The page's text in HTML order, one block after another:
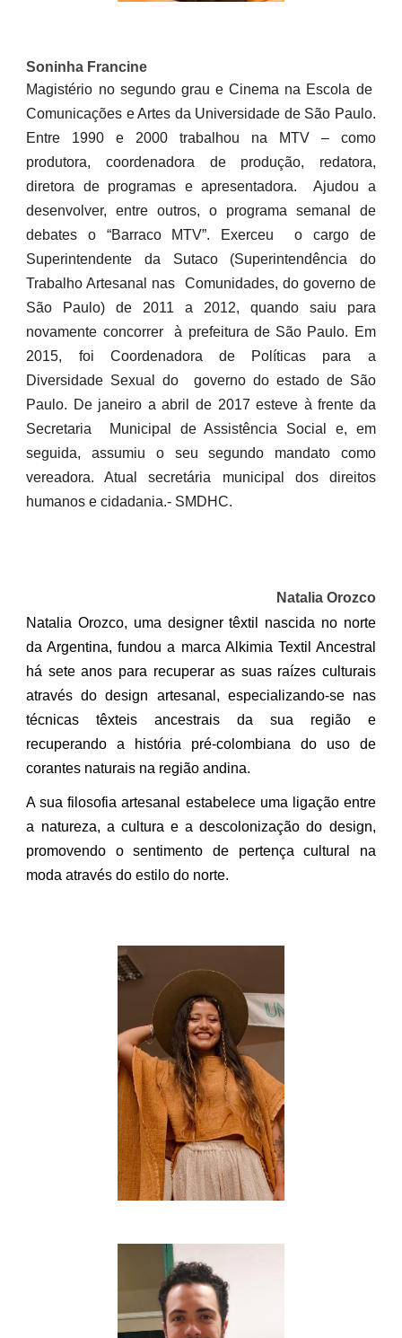
Soninha Francine
Magistério no segundo grau e Cinema na Escola de
Comunicações e Artes da Universidade de São Paulo.
Entre 1990 e 2000 trabalhou na MTV – como
produtora, coordenadora de produção, redatora,
diretora de programas e apresentadora. Ajudou a
desenvolver, entre outros, o programa semanal de
debates o “Barraco MTV”. Exerceu o cargo de
Superintendente da Sutaco (Superintendência do
Trabalho Artesanal nas Comunidades, do governo de
São Paulo) de 2011 a 2012, quando saiu para
novamente concorrer à prefeitura de São Paulo. Em
2015, foi Coordenadora de Políticas para a
Diversidade Sexual do governo do estado de São
Paulo. De janeiro a abril de 2017 esteve à frente da
Secretaria Municipal de Assistência Social e, em
seguida, assumiu o seu segundo mandato como
vereadora. Atual secretária municipal dos direitos
humanos e cidadania.- SMDHC.
Natalia Orozco
Natalia Orozco, uma designer têxtil nascida no norte
da Argentina, fundou a marca Alkimia Textil Ancestral
há sete anos para recuperar as suas raízes culturais
através do design artesanal, especializando-se nas
técnicas têxteis ancestrais da sua região e
recuperando a história pré-colombiana do uso de
corantes naturais na região andina.
A sua filosofia artesanal estabelece uma ligação entre
a natureza, a cultura e a descolonização do design,
promovendo o sentimento de pertença cultural na
moda através do estilo do norte.